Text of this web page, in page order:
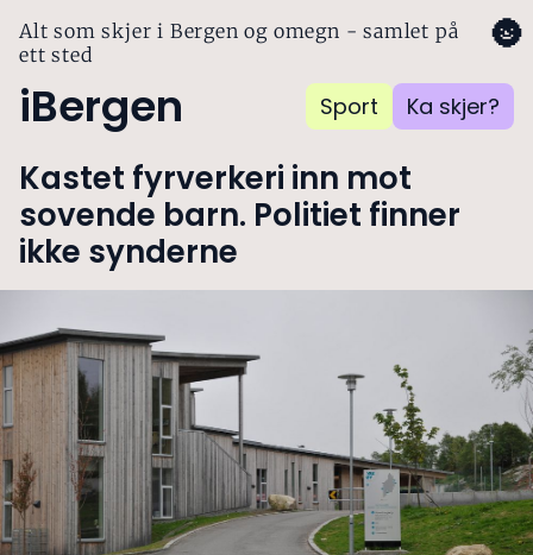
Alt som skjer i Bergen og omegn - samlet på
ett sted
iBergen Sport Ka skjer?
🌚
Kastet fyrverkeri inn mot
sovende barn. Politiet finner
ikke synderne